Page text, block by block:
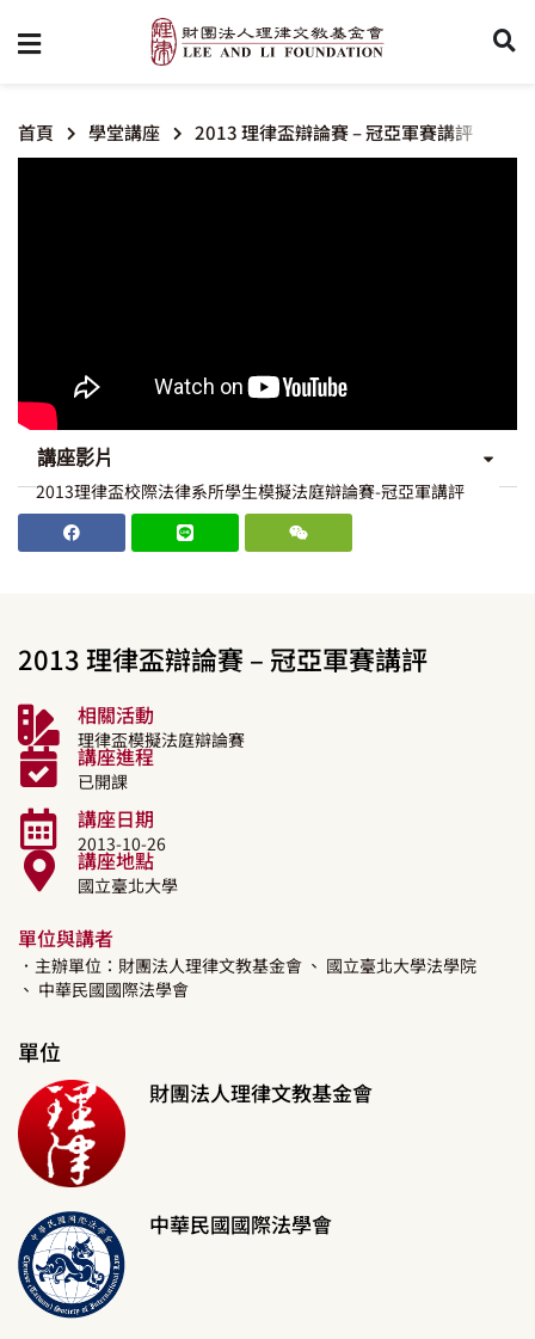
首頁 學堂講座 2013 理律盃辯論賽 – 冠亞軍賽講評
講座影片
2013理律盃校際法律系所學生模擬法庭辯論賽-冠亞軍講評
2013 理律盃辯論賽 – 冠亞軍賽講評
相關活動
理律盃模擬法庭辯論賽
講座進程
已開課
講座日期
2013-10-26
講座地點
國立臺北大學
單位與講者
．主辦單位：財團法人理律文教基金會 、 國立臺北大學法學院
、 中華民國國際法學會
單位
財團法人理律文教基金會
中華民國國際法學會